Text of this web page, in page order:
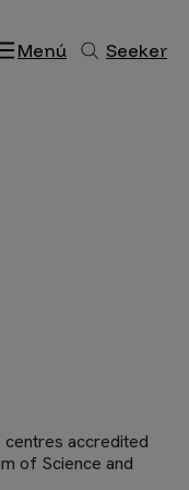
Menú Seeker
centres accredited
of Science and